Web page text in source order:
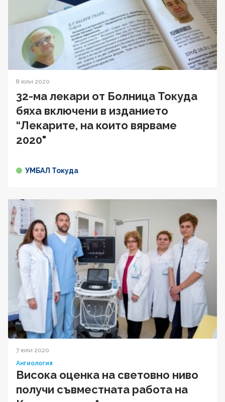
8 юли 2020
32-ма лекари от Болница Токуда
бяха включени в изданието
“Лекарите, на които вярваме
2020"
УМБАЛ Токуда
7 юли 2020
Ангиология
Висока оценка на световно ниво
получи съвместната работа на